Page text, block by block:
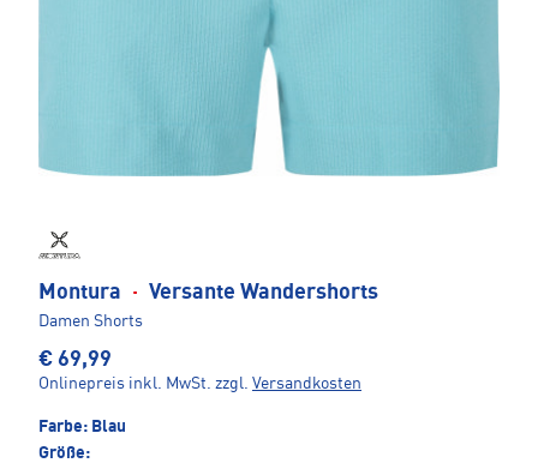
Montura · Versante Wandershorts
Damen Shorts
€ 69,99
Onlinepreis inkl. MwSt. zzgl. Versandkosten
Farbe: Blau
Größe: